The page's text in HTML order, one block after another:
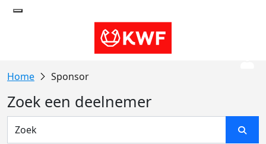
Sponsor
Zoek een deelnemer